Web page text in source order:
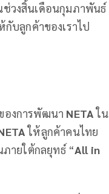
วงสิ้นเดือนกุมภาพันธ์
กับลูกค้าของเราไป
องการพัฒนา NETAใน
ให้ลูกค้าคนไทย
ายใต้กลยุทธ์ “All in